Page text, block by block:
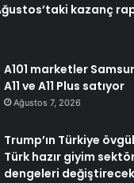
kazanç
A101 marketler
A11 ve A11 Plus satıyor
Ağustos 7, 2026
Trump’ın Türkiye
Türk hazır giyim
dengeleri